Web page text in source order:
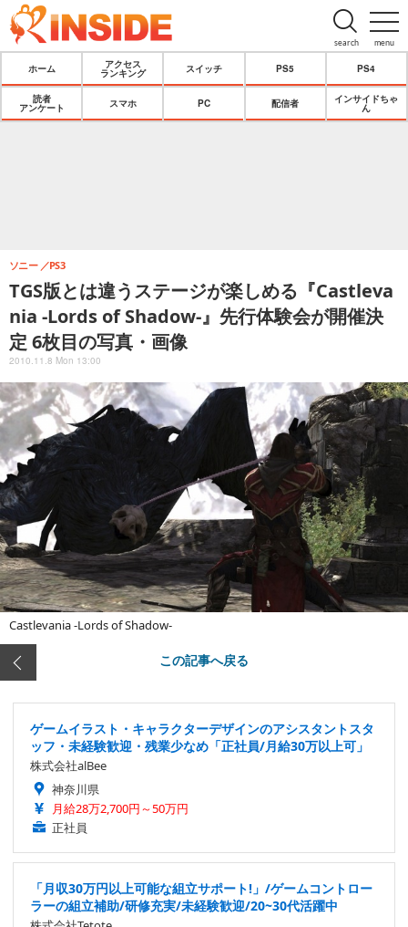
menu
search
ホーム
アクセス
ランキング
スイッチ PS5 PS4
読者
アンケート
スマホ PC 配信者
インサイドちゃ
ん
TGS版とは違うステージが楽しめる『Castleva
nia -Lords of Shadow-』先行体験会が開催決
定 6枚目の写真・画像
ソニー PS3
2010.11.8 Mon 13:00
Castlevania -Lords of Shadow-
この記事へ戻る
ゲームイラスト・キャラクターデザインのアシスタントスタ
ッフ・未経験歓迎・残業少なめ「正社員/月給30万以上可」
株式会社alBee
神奈川県
月給28万2,700円～50万円
正社員
「月収30万円以上可能な組立サポート!」/ゲームコントロー
ラーの組立補助/研修充実/未経験歓迎/20~30代活躍中